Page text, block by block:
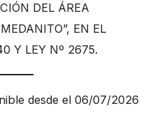
DEL ÁREA
EN EL
Y LEY Nº 2675.
desde el 06/07/2026